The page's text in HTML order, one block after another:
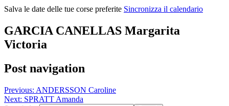
Salva le date delle tue corse preferite Sincronizza il calendario
GARCIA CANELLAS Margarita
Victoria
Post navigation
Previous: ANDERSSON Caroline
Next: SPRATT Amanda